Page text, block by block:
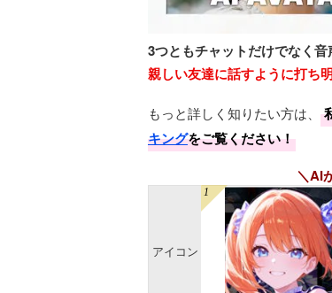
3つともチャットだけでなく音
親しい友達に話すように打ち
もっと詳しく知りたい方は、
キングをご覧ください！
＼AI
アイコン